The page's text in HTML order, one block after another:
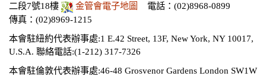
二段7號18樓
金管會電子地圖
電話：(02)8968-0899
傳真：(02)8969-1215
本會駐紐約代表辦事處:1 E.42 Street, 13F, New York, NY 10017,
U.S.A. 聯絡電話:(1-212) 317-7326
本會駐倫敦代表辦事處:46-48 Grosvenor Gardens London SW1W